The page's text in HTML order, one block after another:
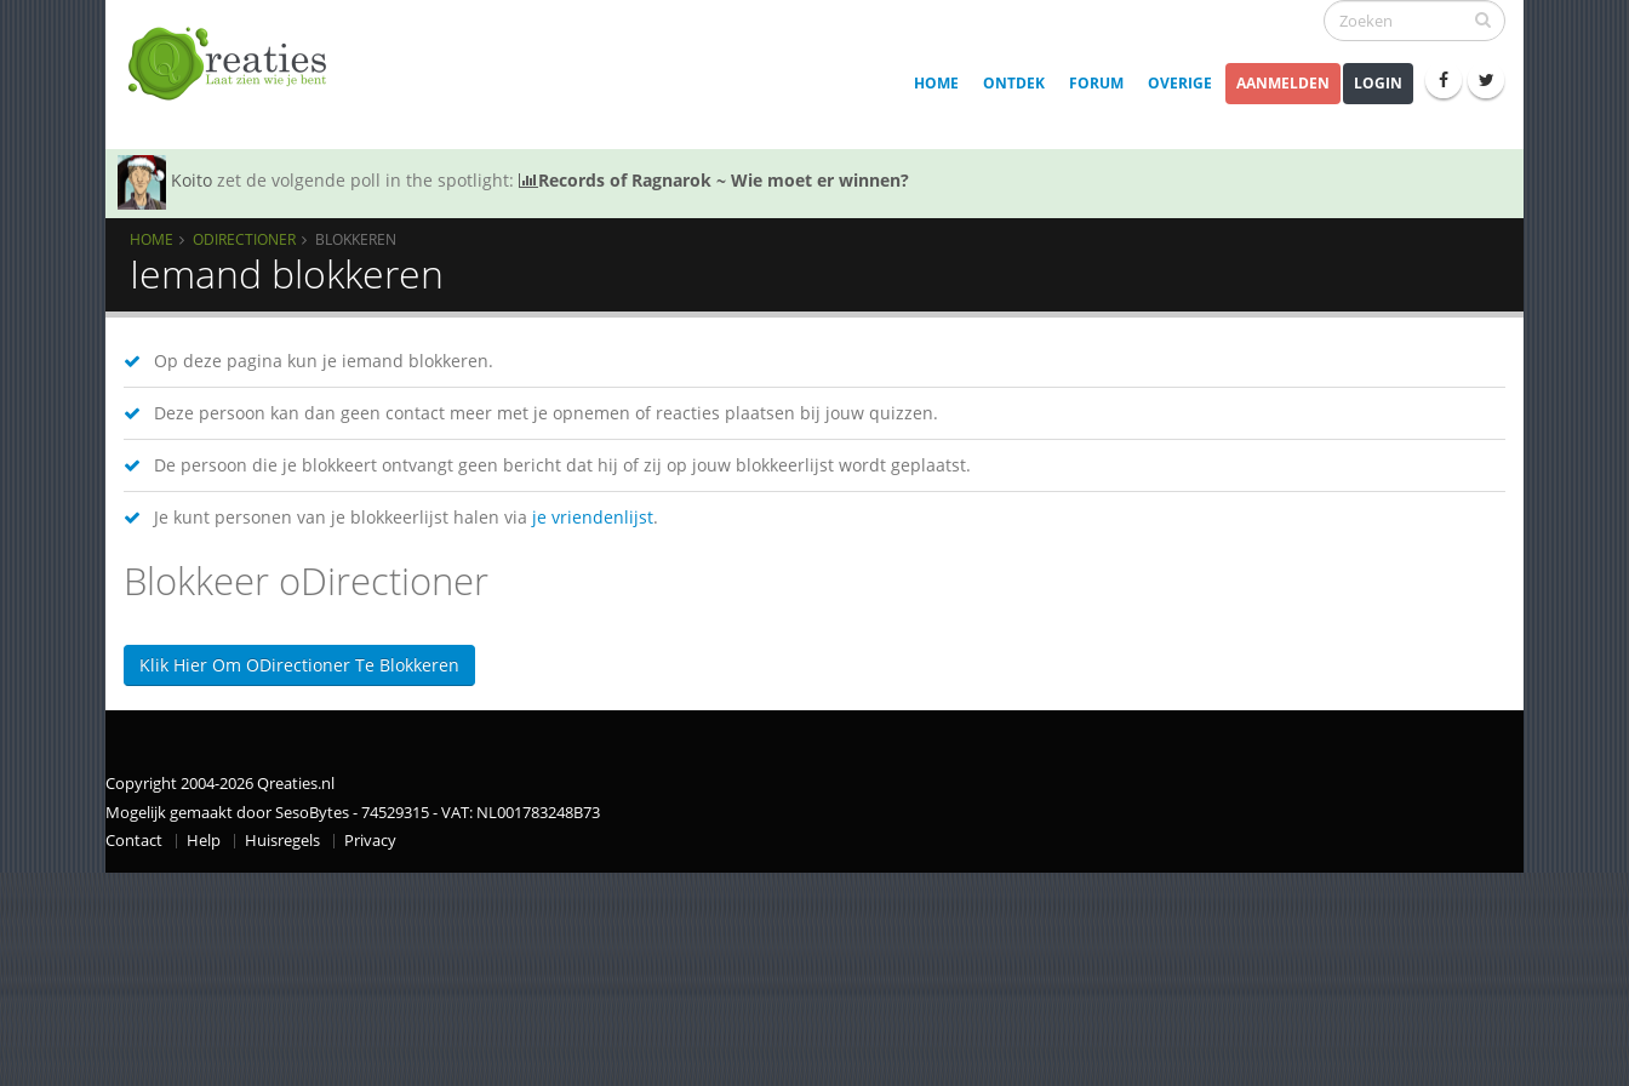
HOME ONTDEK FORUM OVERIGE AANMELDEN LOGIN
Koito zet de volgende poll in the spotlight: Records of Ragnarok ~ Wie moet er winnen?
HOME ODIRECTIONER BLOKKEREN
Iemand blokkeren
Op deze pagina kun je iemand blokkeren.
Deze persoon kan dan geen contact meer met je opnemen of reacties plaatsen bij jouw quizzen.
De persoon die je blokkeert ontvangt geen bericht dat hij of zij op jouw blokkeerlijst wordt geplaatst.
Je kunt personen van je blokkeerlijst halen via je vriendenlijst.
Blokkeer oDirectioner
Klik Hier Om ODirectioner Te Blokkeren
Copyright 2004-2026 Qreaties.nl
Mogelijk gemaakt door SesoBytes - 74529315 - VAT: NL001783248B73
Contact
Help Huisregels Privacy